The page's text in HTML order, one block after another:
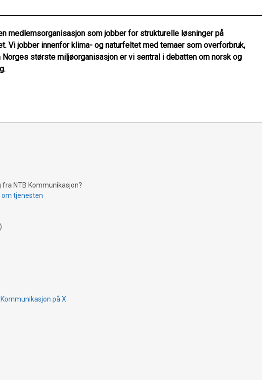
medlemsorganisasjon som jobber for strukturelle løsninger på
Vi jobber innenfor klima- og naturfeltet med temaer som overforbruk,
største miljøorganisasjon er vi sentral i debatten om norsk og
NTB Kommunikasjon?
om tjenesten
på X